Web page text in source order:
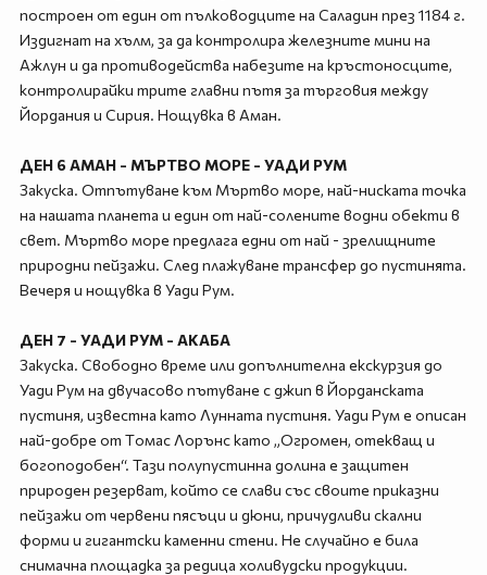
построен от един от пълководците на Саладин през 1184 г.
Издигнат на хълм, за да контролира железните мини на
Ажлун и да противодейства набезите на кръстоносците,
контролирайки трите главни пътя за търговия между
Йордания и Сирия. Нощувка в Аман.
ДЕН 6 АМАН - МЪРТВО МОРЕ - УАДИ РУМ
Закуска. Отпътуване към Мъртво море, най-ниската точка
на нашата планета и един от най-солените водни обекти в
свет. Мъртво море предлага едни от най - зрелищните
природни пейзажи. След плажуване трансфер до пустинята.
Вечеря и нощувка в Уади Рум.
ДЕН 7 - УАДИ РУМ - АКАБА
Закуска. Свободно време или допълнителна екскурзия до
Уади Рум на двучасово пътуване с джип в Йорданската
пустиня, известна като Лунната пустиня. Уади Рум е описан
най-добре от Tомас Лорънс като „Огромен, отекващ и
богоподобен“. Тази полупустинна долина е защитен
природен резерват, който се слави със своите приказни
пейзажи от червени пясъци и дюни, причудливи скални
форми и гигантски каменни стени. Не случайно е била
снимачна площадка за редица холивудски продукции.